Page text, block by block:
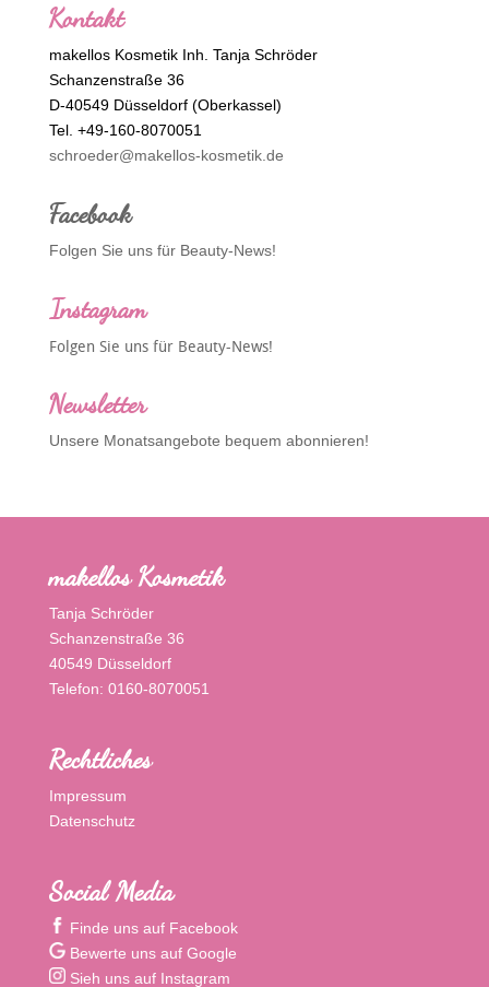
Kontakt
makellos Kosmetik Inh. Tanja Schröder
Schanzenstraße 36
D-40549 Düsseldorf (Oberkassel)
Tel. +49-160-8070051
schroeder@makellos-kosmetik.de
Facebook
Folgen Sie uns für Beauty-News!
Instagram
Folgen Sie uns für Beauty-News!
Newsletter
Unsere Monatsangebote bequem abonnieren!
makellos Kosmetik
Tanja Schröder
Schanzenstraße 36
40549 Düsseldorf
Telefon: 0160-8070051
Rechtliches
Impressum
Datenschutz
Social Media
Finde uns auf Facebook
Bewerte uns auf Google
Sieh uns auf Instagram